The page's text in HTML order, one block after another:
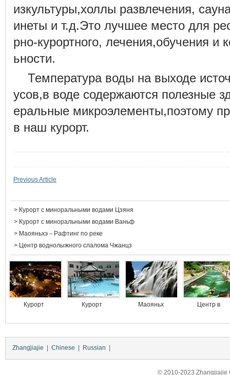
изкультуры,холлы развлечения,
инеты и т.д.Это лучшее место для
рно-курортного, лечения,обучения и
ьности.
Температура воды на выходе
усов,в воде содержаются полезные
еральные микроэлементы,поэтому
в наш курорт.
Previous Article
> Курорт с миноральными водами Цзяня
> Курорт с миноральными водами Ваньф
> Маояньхэ－Рафтинг по реке
> Центр воднолыжного слалома Чжанцз
Курорт Курорт Маояньх Центр в
Zhangjiajie Chinese Russian
© 2010-2023 Zhangjiajie